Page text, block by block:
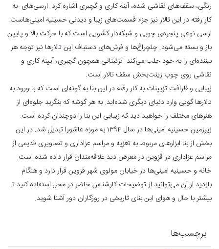
رنگی، سقف‌های نقاشی شده، آینه کاری‌ و گچبری اشاره کرد. ارسی‌های به
کار رفته در این تالار نیز جزء قسمت‌های زیبا و دیدنی حسینیه امینی‌هاست.
ارسی نوعی پنجره‌ی چوبی و شبکه‌دار کشویی است که با حرکت بالا و پایین
باز و بسته می‌شود. چلچراغ‌ها و فرش‌های دستباف این تالارها نیز توجه هر
بیننده‌ای را به خود جلب می‌کند. تزئیناتی همچون گچبری، آیینه کاری و
نقاشی روی چوب زینت‌بخش سقف تالار است.
زیبایی و ظرافت تزیینات به کار رفته در این بنا به گونه‌ای است که با ورود به
تالارها گویی وارد دنیای دیگری شده‌اید. به هر گوشه که بنگرید جلوه‌ای از
هنرهای مختلف را خواهید دید که زیبایی این بنا را دوچندان کرده است.
زیرزمین حسینیه امینی‌ها در سال ۱۳۹۴ به موزه‌ عاشورا تبدیل شد. در این
بخش از بنا ابزارهای مربوط به تعزیه و مراسم عزاداری و تصاویری قدیمی از
مراسم عزاداری در قزوین در معرض دید علاقه‌مندان قرار داده شده است.
خانه و حسینیه امینی‌ها در خیابان مولوی شهر قزوین قرار دارد و هنگام
بازدید از آن می‌توانید از توضیحات کارشناس حاضر در محل استفاده کنید تا
بیشتر با حال و هوای این بنای تاریخی در روزگاران دور آشنا شوید.
برچسب‌ها